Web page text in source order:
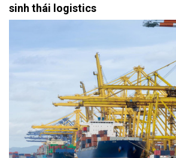
sinh thái logistics